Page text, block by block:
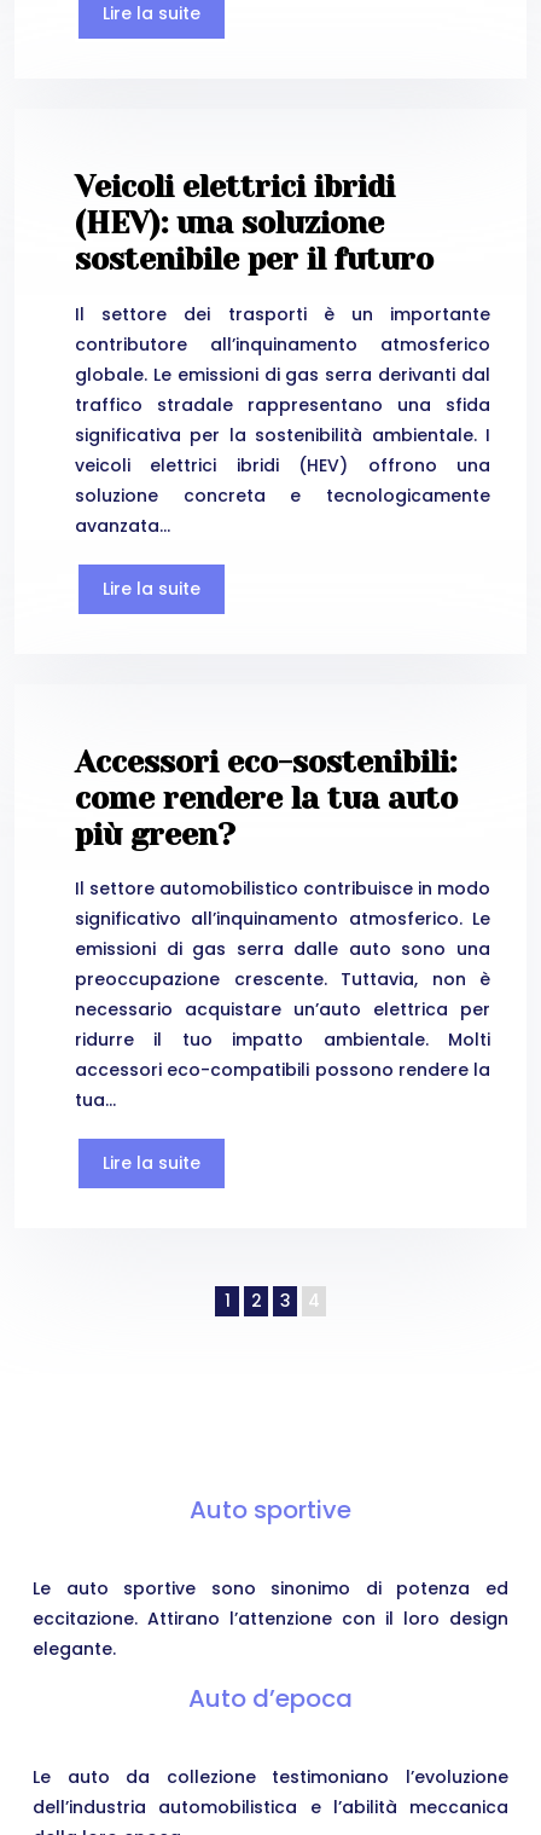
Lire la suite
Veicoli elettrici ibridi
(HEV): una soluzione
sostenibile per il futuro
Il settore dei trasporti è un importante
contributore all’inquinamento atmosferico
globale. Le emissioni di gas serra derivanti dal
traffico stradale rappresentano una sfida
significativa per la sostenibilità ambientale. I
veicoli elettrici ibridi (HEV) offrono una
soluzione concreta e tecnologicamente
avanzata…
Lire la suite
Accessori eco-sostenibili:
come rendere la tua auto
più green?
Il settore automobilistico contribuisce in modo
significativo all’inquinamento atmosferico. Le
emissioni di gas serra dalle auto sono una
preoccupazione crescente. Tuttavia, non è
necessario acquistare un’auto elettrica per
ridurre il tuo impatto ambientale. Molti
accessori eco-compatibili possono rendere la
tua…
Lire la suite
1 2 3 4
Auto sportive
Le auto sportive sono sinonimo di potenza ed
eccitazione. Attirano l’attenzione con il loro design
elegante.
Auto d’epoca
Le auto da collezione testimoniano l’evoluzione
dell’industria automobilistica e l’abilità meccanica